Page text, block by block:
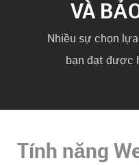
VÀ
Nhiều sự chọn
bạn đạt được
Tính năng